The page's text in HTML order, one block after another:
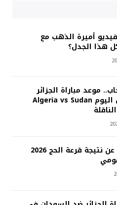
فيديو أميرة الذهب مع
هذا الجدل؟
موعد مباراة الجزائر
والسودان اليوم Algeria vs Sudan
الاستعلام عن نتيجة قرعة الحج 2026